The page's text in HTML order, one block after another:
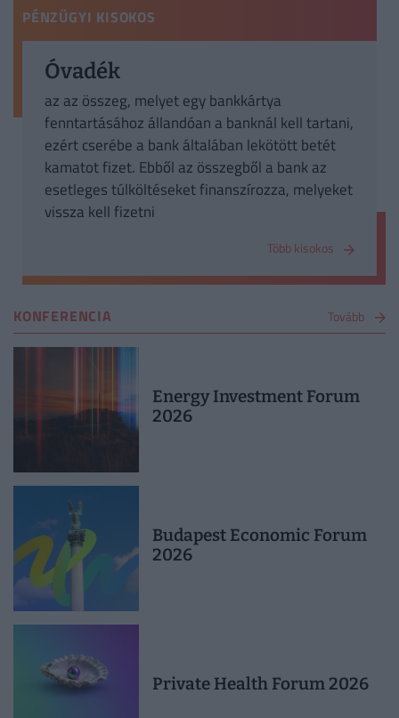
PÉNZÜGYI KISOKOS
Óvadék
az az összeg, melyet egy bankkártya
fenntartásához állandóan a banknál kell tartani,
ezért cserébe a bank általában lekötött betét
kamatot fizet. Ebből az összegből a bank az
esetleges túlköltéseket finanszírozza, melyeket
vissza kell fizetni
Több kisokos
KONFERENCIA Tovább
Energy Investment Forum
2026
Budapest Economic Forum
2026
Private Health Forum 2026